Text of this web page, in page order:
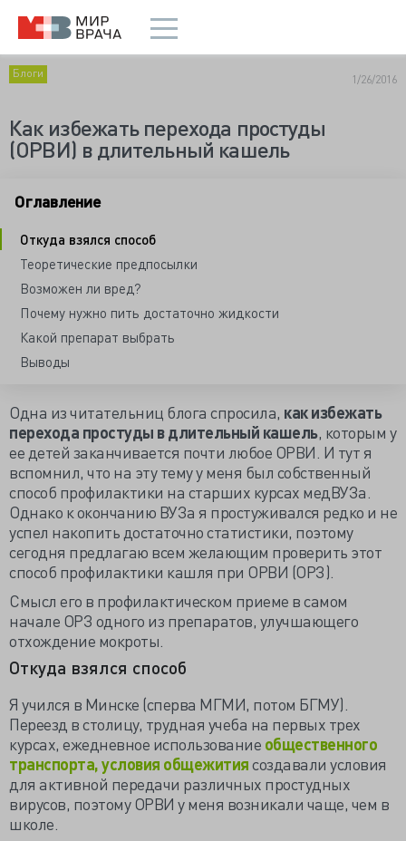
Блоги 1/26/2016
Как избежать перехода простуды
(ОРВИ) в длительный кашель
Оглавление
Откуда взялся способ
Теоретические предпосылки
Возможен ли вред?
Почему нужно пить достаточно жидкости
Какой препарат выбрать
Выводы
Одна из читательниц блога спросила, как избежать
перехода простуды в длительный кашель, которым у
ее детей заканчивается почти любое ОРВИ. И тут я
вспомнил, что на эту тему у меня был собственный
способ профилактики на старших курсах медВУЗа.
Однако к окончанию ВУЗа я простуживался редко и не
успел накопить достаточно статистики, поэтому
сегодня предлагаю всем желающим проверить этот
способ профилактики кашля при ОРВИ (ОРЗ).
Смысл его в профилактическом приеме в самом
начале ОРЗ одного из препаратов, улучшающего
отхождение мокроты.
Откуда взялся способ
Я учился в Минске (сперва МГМИ, потом БГМУ).
Переезд в столицу, трудная учеба на первых трех
курсах, ежедневное использование общественного
транспорта, условия общежитиясоздавали условия
для активной передачи различных простудных
вирусов, поэтому ОРВИ у меня возникали чаще, чем в
школе.